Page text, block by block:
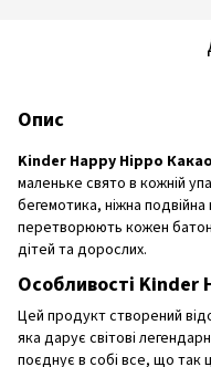
Опис
Kinder Happy Hippo Какао
маленьке свято в кожній
бегемотика, ніжна
перетворюють кожен
дітей та дорослих.
Особливості Kinder
Цей продукт створений
яка дарує світові
поєднує в собі все, що так